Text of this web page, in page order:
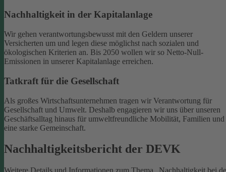
Nachhaltigkeit in der Kapitalanlage
Wir gehen verantwortungsbewusst mit den Geldern unserer
Versicherten um und legen diese möglichst nach sozialen und
ökologischen Kriterien an. Bis 2050 wollen wir so Netto-Null-
Emissionen in unserer Kapitalanlage erreichen.
Tatkraft für die Gesellschaft
Als großes Wirtschaftsunternehmen tragen wir Verantwortung für
Gesellschaft und Umwelt. Deshalb engagieren wir uns über unseren
Geschäftsalltag hinaus für umweltfreundliche Mobilität, Familien und
eine starke Gemeinschaft.
Nachhaltigkeitsbericht der DEVK